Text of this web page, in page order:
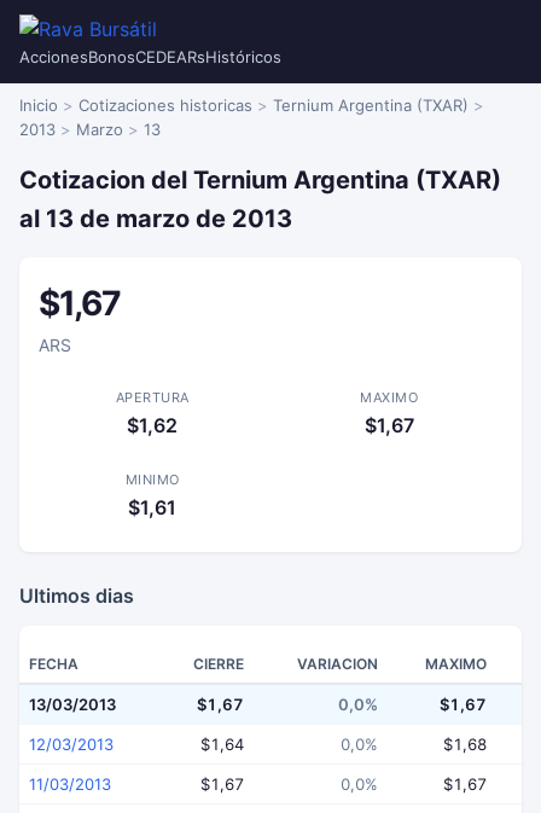
AccionesBonosCEDEARsHistóricos
Inicio Cotizaciones historicas
Ternium Argentina (TXAR)
2013
Marzo 13
Cotizacion del Ternium Argentina (TXAR)
al 13 de marzo de 2013
$1,67
ARS
APERTURA
$1,62
MAXIMO
$1,67
MINIMO
$1,61
Ultimos dias
FECHA CIERRE VARIACION MAXIMO
13/03/2013 $1,67 0,0% $1,67
12/03/2013 $1,64 0,0% $1,68
11/03/2013 $1,67 0,0% $1,67